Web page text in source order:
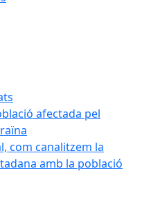
afectada pel
com canalitzem la
amb la població